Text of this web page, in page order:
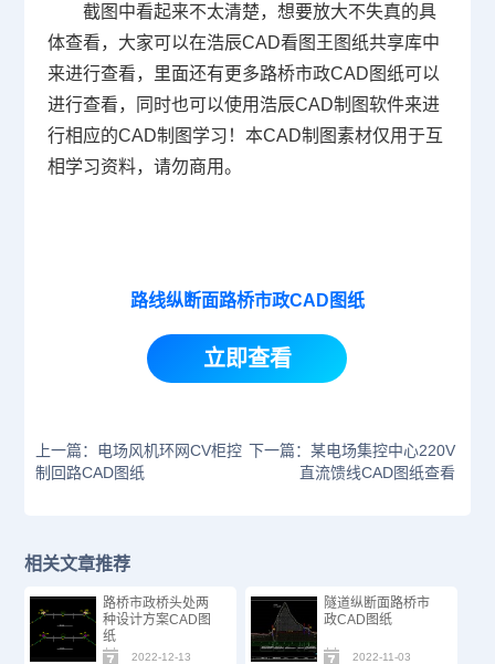
截图中看起来不太清楚，想要放大不失真的具
体查看，大家可以在浩辰CAD看图王图纸共享库中
来进行查看，里面还有更多路桥市政CAD图纸可以
进行查看，同时也可以使用浩辰CAD制图软件来进
行相应的CAD制图 学习！本CAD制图素材仅用于互
相学习资料，请勿商用。
路线纵断面路桥市政CAD图纸
立即查看
上一篇：电场风机环网CV柜控
制回路CAD图纸
下一篇：某电场集控中心220V
直流馈线CAD图纸查看
相关文章推荐
路桥市政桥头处两
种设计方案CAD图
纸
2022-12-13
隧道纵断面路桥市
政CAD图纸
2022-11-03